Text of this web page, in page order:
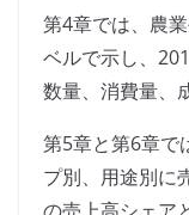
第4章では、農
ベルで示し、
数量、消費量、
第5章と第6章で
プ別、用途別に